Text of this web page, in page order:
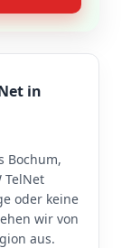
in
Bochum,
TelNet
oder keine
wir von
aus.